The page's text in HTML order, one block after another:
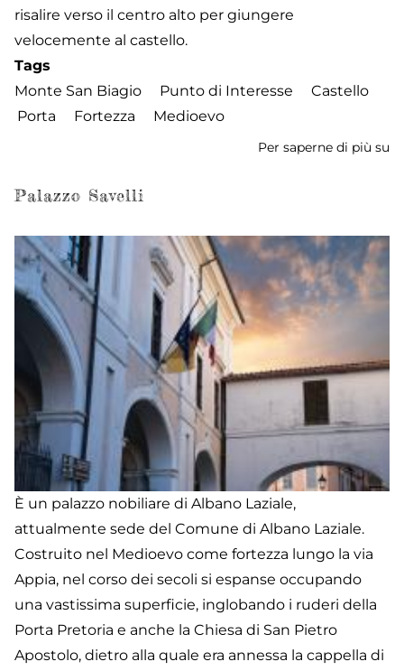
risalire verso il centro alto per giungere
velocemente al castello.
Tags
Monte San Biagio
Punto di Interesse
Castello
Porta
Fortezza Medioevo
Per saperne di più su
Palazzo Savelli
È un palazzo nobiliare di Albano Laziale,
attualmente sede del Comune di Albano Laziale.
Costruito nel Medioevo come fortezza lungo la via
Appia, nel corso dei secoli si espanse occupando
una vastissima superficie, inglobando i ruderi della
Porta Pretoria e anche la Chiesa di San Pietro
Apostolo, dietro alla quale era annessa la cappella di